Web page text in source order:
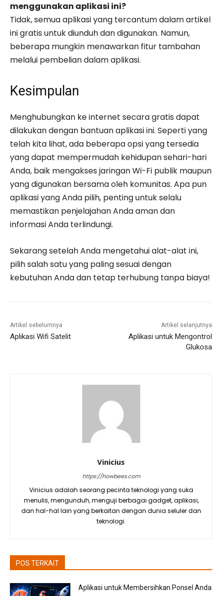
menggunakan aplikasi ini?
Tidak, semua aplikasi yang tercantum dalam artikel
ini gratis untuk diunduh dan digunakan. Namun,
beberapa mungkin menawarkan fitur tambahan
melalui pembelian dalam aplikasi.
Kesimpulan
Menghubungkan ke internet secara gratis dapat
dilakukan dengan bantuan aplikasi ini. Seperti yang
telah kita lihat, ada beberapa opsi yang tersedia
yang dapat mempermudah kehidupan sehari-hari
Anda, baik mengakses jaringan Wi-Fi publik maupun
yang digunakan bersama oleh komunitas. Apa pun
aplikasi yang Anda pilih, penting untuk selalu
memastikan penjelajahan Anda aman dan
informasi Anda terlindungi.
Sekarang setelah Anda mengetahui alat-alat ini,
pilih salah satu yang paling sesuai dengan
kebutuhan Anda dan tetap terhubung tanpa biaya!
Artikel sebelumnya
Aplikasi Wifi Satelit
Artikel selanjutnya
Aplikasi untuk Mengontrol
Glukosa
Vinicius
https://howbees.com
Vinicius adalah seorang pecinta teknologi yang suka
menulis, mengunduh, menguji berbagai gadget, aplikasi,
dan hal-hal lain yang berkaitan dengan dunia seluler dan
teknologi.
POS TERKAIT
Aplikasi untuk Membersihkan Ponsel Anda